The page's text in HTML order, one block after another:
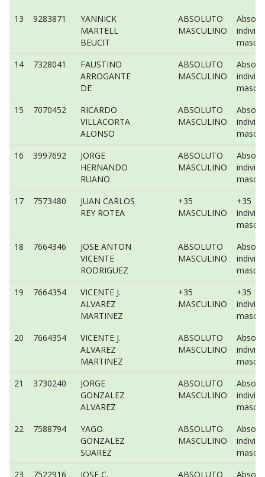
13
9283871
YANNICK
MARTELL
BEUCIT
ABSOLUTO
MASCULINO
14
7328041
FAUSTINO
ARROGANTE
DE
ABSOLUTO
MASCULINO
15
7070452
RICARDO
VILLACORTA
ALONSO
ABSOLUTO
MASCULINO
16
3997692
JORGE
HERNANDO
RUANO
ABSOLUTO
MASCULINO
17
7573480
JUAN CARLOS
REY ROTEA
+35
MASCULINO
+35
18
7664346
JOSE ANTON
VICENTE
RODRIGUEZ
ABSOLUTO
MASCULINO
19
7664354
VICENTE J.
ALVAREZ
MARTINEZ
+35
MASCULINO
+35
20
7664354
VICENTE J.
ALVAREZ
MARTINEZ
ABSOLUTO
MASCULINO
21
3730240
JORGE
GONZALEZ
ALVAREZ
ABSOLUTO
MASCULINO
22
7588794
YAGO
GONZALEZ
SUAREZ
ABSOLUTO
MASCULINO
23
7522916 JOSE C. ABSOLUTO